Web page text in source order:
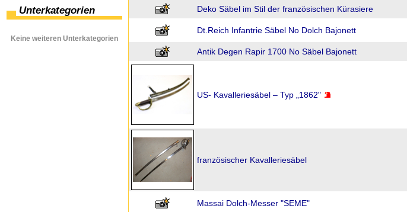
Unterkategorien
Keine weiteren Unterkategorien
Deko Säbel im Stil der französischen Kürasiere
Dt.Reich Infantrie Säbel No Dolch Bajonett
Antik Degen Rapir 1700 No Säbel Bajonett
US- Kavalleriesäbel – Typ „1862"
französischer Kavalleriesäbel
Massai Dolch-Messer "SEME"